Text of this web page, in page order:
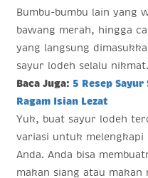
Bumbu-bumbu lain yang
bawang merah, hingga
yang langsung
sayur lodeh selalu nikmat.
Baca Juga: 5 Resep Sayur
Ragam Isian Lezat
Yuk, buat sayur lodeh
variasi untuk
Anda. Anda bisa
makan siang atau makan